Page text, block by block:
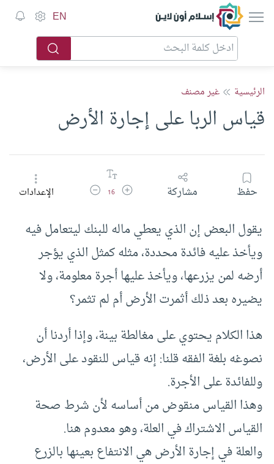
إسلام أون لاين EN
الرئيسية غير مصنف
قياس الربا على إجارة الأرض
حفظ مشاركة زيادة حجم الخط
16 تقليل حجم الخطالإعدادات
يقول البعض إن الذي يعطي ماله للبنك ليتعامل فيه
ويأخذ عليه فائدة محددة، مثله كمثل الذي يؤجر
أرضه لمن يزرعها، ويأخذ عليها أجرة معلومة، ولا
يضيره بعد ذلك أثمرت الأرض أم لم تثمر؟
هذا الكلام يحتوي على مغالطة بينة، وإذا أردنا أن
نصوغه بلغة الفقه قلنا: إنه قياس للنقود على الأرض،
وللفائدة على الأجرة.
وهذا القياس منقوض من أساسه لأن شرط صحة
القياس الاشتراك في العلة، وهو معدوم هنا.
والعلة في إجارة الأرض هي الانتفاع بعينها بالزرع